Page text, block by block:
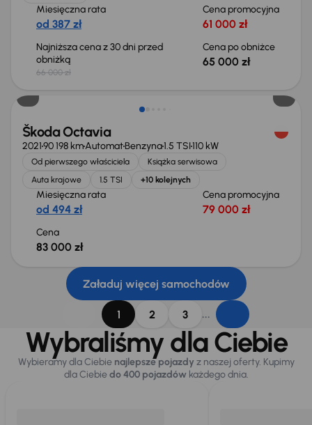
Miesięczna rata
od 387 zł
Cena promocyjna
61 000 zł
Najniższa cena z 30 dni przed
obniżką
66 000 zł
Cena po obniżce
65 000 zł
Świeżo skupione
Škoda Octavia
202190 198 kmAutomatBenzyna1.5 TSI110 kW
Od pierwszego właściciela
Książka serwisowa
Auta krajowe
1.5 TSI +10 kolejnych
Miesięczna rata
od 494 zł
Cena promocyjna
79 000 zł
Cena
83 000 zł
Załaduj więcej samochodów
1 2 3 ...
Wybraliśmy dla Ciebie
Wybieramy dla Ciebie najlepsze pojazdy z naszej oferty. Kupimy
dla Ciebiedo 400 pojazdówkażdego dnia.